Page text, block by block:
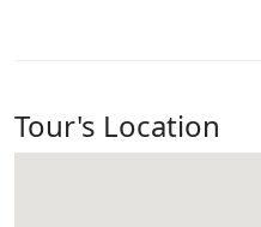
Tour's Location